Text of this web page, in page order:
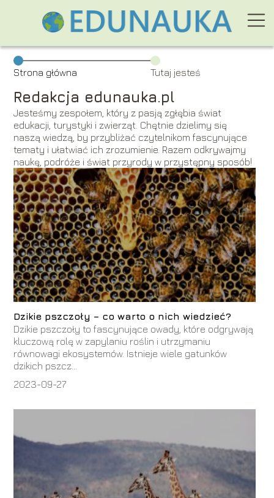
Strona główna Tutaj jesteś
Redakcja edunauka.pl
Jesteśmy zespołem, który z pasją zgłębia świat
edukacji, turystyki i zwierząt. Chętnie dzielimy się
naszą wiedzą, by przybliżać czytelnikom fascynujące
tematy i ułatwiać ich zrozumienie. Razem odkrywajmy
naukę, podróże i świat przyrody w przystępny sposób!
Dzikie pszczoły – co warto o nich wiedzieć?
Dzikie pszczoły to fascynujące owady, które odgrywają
kluczową rolę w zapylaniu roślin i utrzymaniu
równowagi ekosystemów. Istnieje wiele gatunków
dzikich pszcz...
2023-09-27